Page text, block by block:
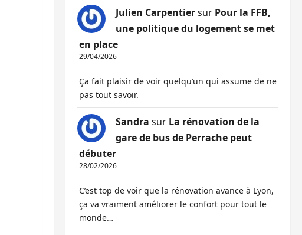
Julien Carpentiersur Pour la FFB,
une politique du logement se met
en place
29/04/2026
Ça fait plaisir de voir quelqu’un qui assume de ne
pas tout savoir.
Sandra sur La rénovation de la
gare de bus de Perrache peut
débuter
28/02/2026
C’est top de voir que la rénovation avance à Lyon,
ça va vraiment améliorer le confort pour tout le
monde…